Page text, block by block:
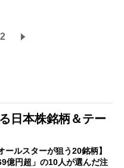
2
日本株銘柄＆テー
ールスターが狙う20銘柄】
億円超」の10人が選んだ注